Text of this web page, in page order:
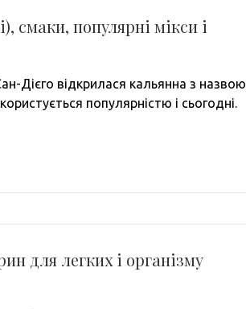
популярні мікси і
Дієго відкрилася кальянна з назвою
популярністю і сьогодні.
для легких і організму